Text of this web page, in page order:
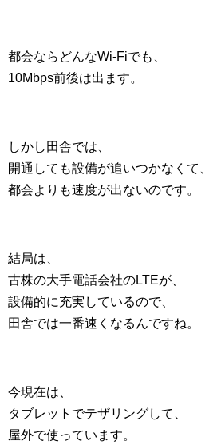
都会ならどんなWi-Fiでも、
10Mbps前後は出ます。
しかし田舎では、
開通しても設備が追いつかなくて、
都会よりも速度が出ないのです。
結局は、
古株の大手電話会社のLTEが、
設備的に充実しているので、
田舎では一番速くなるんですね。
今現在は、
タブレットでテザリングして、
屋外で使っています。